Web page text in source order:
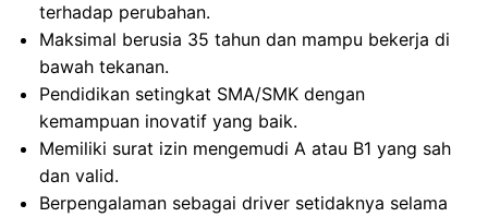
terhadap perubahan.
Maksimal berusia 35 tahun dan mampu bekerja di
bawah tekanan.
Pendidikan setingkat SMA/SMK dengan
kemampuan inovatif yang baik.
Memiliki surat izin mengemudi A atau B1 yang sah
dan valid.
Berpengalaman sebagai driver setidaknya selama